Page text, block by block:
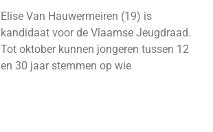
Elise Van Hauwermeiren (19) is
kandidaat voor de Vlaamse Jeugdraad.
Tot oktober kunnen jongeren tussen 12
en 30 jaar stemmen op wie